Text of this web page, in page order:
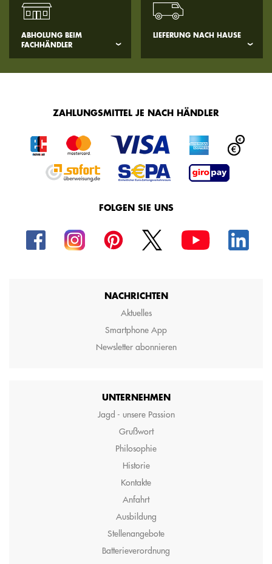
ABHOLUNG BEIM
FACHHÄNDLER
LIEFERUNG NACH HAUSE
ZAHLUNGSMITTEL JE NACH HÄNDLER
FOLGEN SIE UNS
NACHRICHTEN
Aktuelles
Smartphone App
Newsletter abonnieren
UNTERNEHMEN
Jagd - unsere Passion
Grußwort
Philosophie
Historie
Kontakte
Anfahrt
Ausbildung
Stellenangebote
Batterieverordnung